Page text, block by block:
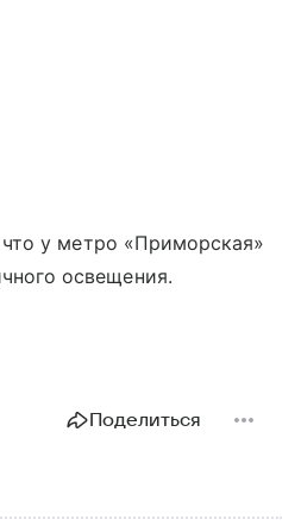
у метро «Приморская»
освещения.
Поделиться